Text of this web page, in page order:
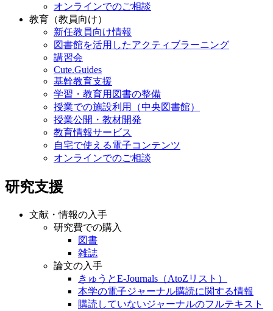
オンラインでのご相談
教育（教員向け）
新任教員向け情報
図書館を活用したアクティブラーニング
講習会
Cute.Guides
基幹教育支援
学習・教育用図書の整備
授業での施設利用（中央図書館）
授業公開・教材開発
教育情報サービス
自宅で使える電子コンテンツ
オンラインでのご相談
研究支援
文献・情報の入手
研究費での購入
図書
雑誌
論文の入手
きゅうとE-Journals（AtoZリスト）
本学の電子ジャーナル購読に関する情報
購読していないジャーナルのフルテキスト